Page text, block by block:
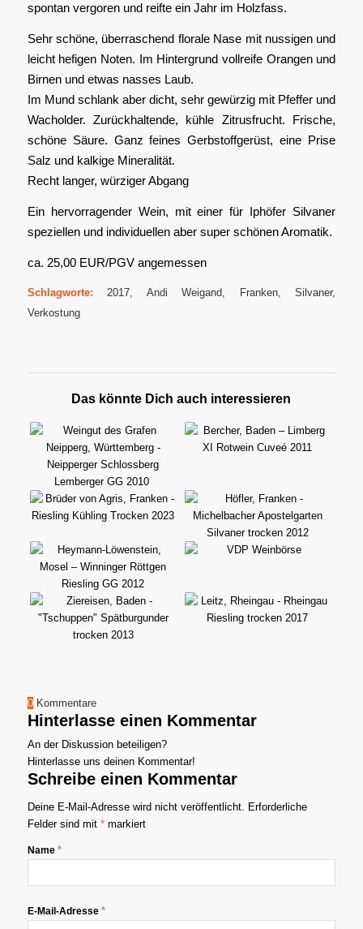
spontan vergoren und reifte ein Jahr im Holzfass.
Sehr schöne, überraschend florale Nase mit nussigen und
leicht hefigen Noten. Im Hintergrund vollreife Orangen und
Birnen und etwas nasses Laub.
Im Mund schlank aber dicht, sehr gewürzig mit Pfeffer und
Wacholder. Zurückhaltende, kühle Zitrusfrucht. Frische,
schöne Säure. Ganz feines Gerbstoffgerüst, eine Prise
Salz und kalkige Mineralität.
Recht langer, würziger Abgang
Ein hervorragender Wein, mit einer für Iphöfer Silvaner
speziellen und individuellen aber super schönen Aromatik.
ca. 25,00 EUR/PGV angemessen
Schlagworte: 2017, Andi Weigand, Franken,Silvaner,
Verkostung
Das könnte Dich auch interessieren
0 Kommentare
Hinterlasse einen Kommentar
An der Diskussion beteiligen?
Hinterlasse uns deinen Kommentar!
Schreibe einen Kommentar
Deine E-Mail-Adresse wird nicht veröffentlicht. Erforderliche
Felder sind mit *markiert
Name *
E-Mail-Adresse *